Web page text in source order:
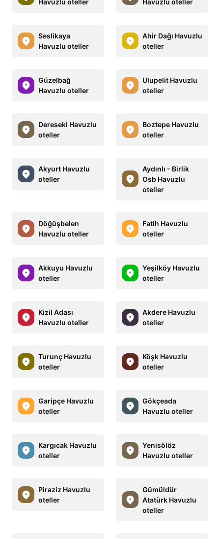
Seslikaya
Havuzlu oteller
Ahir Dağı Havuzlu
oteller
Güzelbağ
Havuzlu oteller
Ulupelit Havuzlu
oteller
Dereseki Havuzlu
oteller
Boztepe Havuzlu
oteller
Akyurt Havuzlu
oteller
Aydınlı - Birlik
Osb Havuzlu
oteller
Döğüşbelen
Havuzlu oteller
Fatih Havuzlu
oteller
Akkuyu Havuzlu
oteller
Yeşilköy Havuzlu
oteller
Kizil Adası
Havuzlu oteller
Akdere Havuzlu
oteller
Turunç Havuzlu
oteller
Köşk Havuzlu
oteller
Garipçe Havuzlu
oteller
Gökçeada
Havuzlu oteller
Kargıcak Havuzlu
oteller
Yenisölöz
Havuzlu oteller
Piraziz Havuzlu
oteller
Gümüldür
Atatürk Havuzlu
oteller